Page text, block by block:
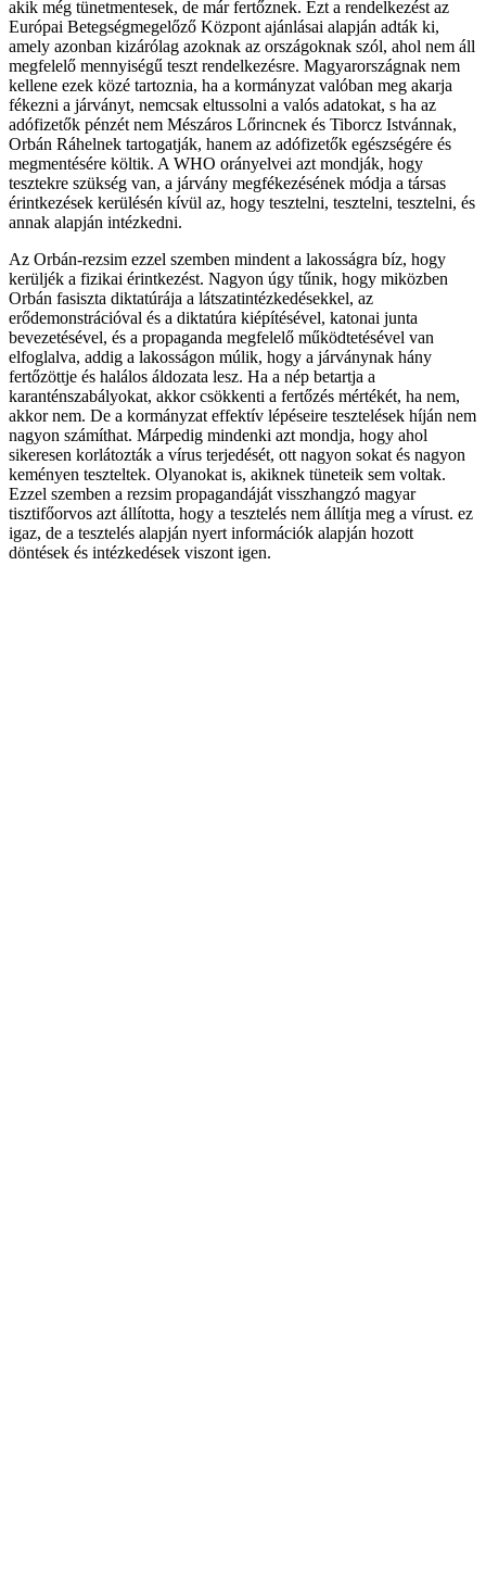
akik még tünetmentesek, de már fertőznek. Ezt a rendelkezést az
Európai Betegségmegelőző Központ ajánlásai alapján adták ki,
amely azonban kizárólag azoknak az országoknak szól, ahol nem áll
megfelelő mennyiségű teszt rendelkezésre. Magyarországnak nem
kellene ezek közé tartoznia, ha a kormányzat valóban meg akarja
fékezni a járványt, nemcsak eltussolni a valós adatokat, s ha az
adófizetők pénzét nem Mészáros Lőrincnek és Tiborcz Istvánnak,
Orbán Ráhelnek tartogatják, hanem az adófizetők egészségére és
megmentésére költik. A WHO orányelvei azt mondják, hogy
tesztekre szükség van, a járvány megfékezésének módja a társas
érintkezések kerülésén kívül az, hogy tesztelni, tesztelni, tesztelni, és
annak alapján intézkedni.
Az Orbán-rezsim ezzel szemben mindent a lakosságra bíz, hogy
kerüljék a fizikai érintkezést. Nagyon úgy tűnik, hogy miközben
Orbán fasiszta diktatúrája a látszatintézkedésekkel, az
erődemonstrációval és a diktatúra kiépítésével, katonai junta
bevezetésével, és a propaganda megfelelő működtetésével van
elfoglalva, addig a lakosságon múlik, hogy a járványnak hány
fertőzöttje és halálos áldozata lesz. Ha a nép betartja a
karanténszabályokat, akkor csökkenti a fertőzés mértékét, ha nem,
akkor nem. De a kormányzat effektív lépéseire tesztelések híján nem
nagyon számíthat. Márpedig mindenki azt mondja, hogy ahol
sikeresen korlátozták a vírus terjedését, ott nagyon sokat és nagyon
keményen teszteltek. Olyanokat is, akiknek tüneteik sem voltak.
Ezzel szemben a rezsim propagandáját visszhangzó magyar
tisztifőorvos azt állította, hogy a tesztelés nem állítja meg a vírust. ez
igaz, de a tesztelés alapján nyert információk alapján hozott
döntések és intézkedések viszont igen.